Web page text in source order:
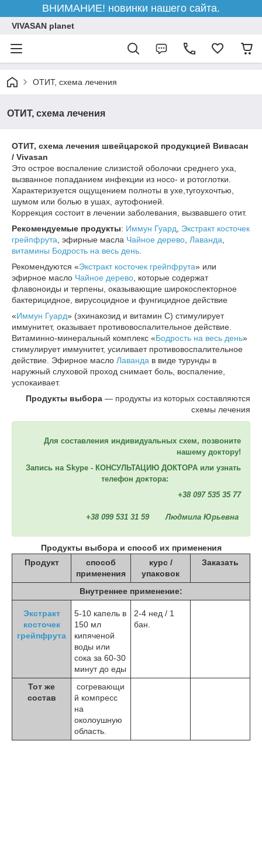
ВНИМАНИЕ! новинки нашего сайта.
VIVASAN planet
ОТИТ, схема лечения
ОТИТ, схема лечения
ОТИТ, схема лечения швейцарской продукцией Вивасан
/ Vivasan
Это острое воспаление слизистой оболочки среднего уха,
вызванное попаданием инфекции из носо- и ротоглотки.
Характеризуется ощущением полноты в ухе,тугоухочтью,
шумом или болью в ушах, аутофонией.
Коррекция состоит в лечении заболевания, вызвавшего отит.
Рекомендуемые продукты: Иммун Гуард
Экстракт косточек
грейпфрута , эфирные масла Чайное дерево Лаванда
витамины Бодрость на весь день
Рекомендуются «Экстракт косточек грейпфрута» или
эфирное масло Чайное дерево , которые содержат
флавоноиды и терпены, оказывающие широкоспекторное
бактерицидное, вирусоцидное и фунгицидное действие
«Иммун Гуард» (эхинакозид и витамин С) стимулирует
иммунитет, оказывает противовоспалительное действие.
Витаминно-минеральный комплекс «Бодрость на весь день»
стимулирует иммунитет, усиливает противовоспалительное
действие. Эфирное масло Лаванда в виде турунды в
наружный слуховой проход снимает боль, воспаление,
успокаивает.
Продукты выбора ― продукты из которых составляются
схемы лечения
Для составления индивидуальных схем, позвоните
нашему доктору!
Запись на Skype - КОНСУЛЬТАЦИЮ ДОКТОРА или узнать
телефон доктора:
+38 097 535 35 77
+38 099 531 31 59 Людмила Юрьевна
Продукты выбора и способ их применения
Продукт
способ
применения
курс /
упаковок
Заказать
Внутреннее применение:
Экстракт
косточек
грейпфрута
5-10 капель в
150 мл
кипяченой
воды или
сока за 60-30
минут до еды
2-4 нед / 1
бан.
Тот же
состав
согревающи
й компресс
на
околоушную
область.